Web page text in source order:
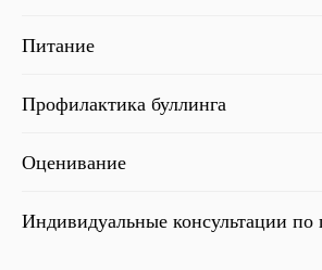
Питание
Профилактика буллинга
Оценивание
Индивидуальные консультации по